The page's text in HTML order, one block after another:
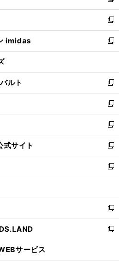
開
く
ウ
で
開
く
ン
ド
ウ
で
開
ウ
ィ
ン
ド
ウ
開
く
し
い
ウ
ィ
ン
ウ
で
開
く
新
し
い
ウ
ン
ド
ウ
で
開
く
imidas
新
し
ウ
ィ
ン
ド
ウ
で
開
く
ルト
新
し
い
ウ
ィ
ン
ド
ウ
で
開
新
し
い
ウ
ィ
ン
ド
ウ
開
く
新
し
い
ウ
ィ
ン
ウ
で
開
く
式サイト
新
し
い
ウ
ン
ド
ウ
で
新
し
ウ
ィ
ン
ド
開
新
し
い
ン
新
ウ
サービス